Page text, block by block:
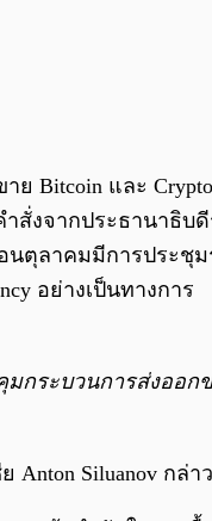
าย Bitcoin และ
ำสั่งจากประธานาธิ
นตุลาคมมีการประชุ
อย่างเป็นทางการ
มกระบวนการส่งออ
Anton Siluanov กล่า